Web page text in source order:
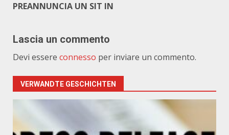
PREANNUNCIA UN SIT IN
Lascia un commento
Devi essere connesso per inviare un commento.
VERWANDTE GESCHICHTEN